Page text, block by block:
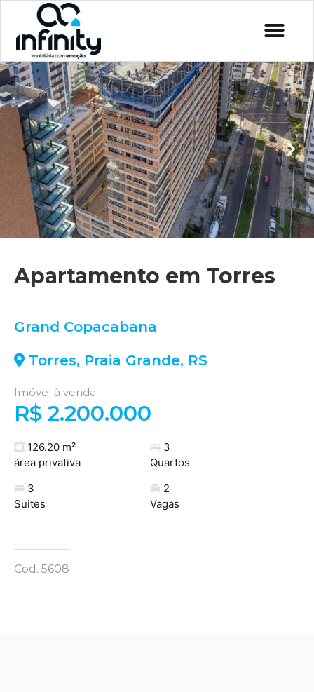
Apartamento em Torres
Grand Copacabana
Torres, Praia Grande, RS
Imóvel à venda
R$ 2.200.000
126.20 m²
área privativa
3
Quartos
3
Suites
2
Vagas
Cod. 5608